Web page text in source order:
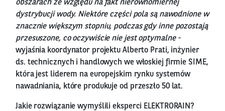
obszarach ze względu na fakt nierównomiernej
dystrybucji wody. Niektóre części pola są nawodnione w
znacznie większym stopniu, podczas gdy inne pozostają
przesuszone, co oczywiście nie jest optymalne -
wyjaśnia koordynator projektu Alberto Prati, inżynier
ds. technicznych i handlowych we włoskiej firmie SIME,
która jest liderem na europejskim rynku systemów
nawadniania, które produkuje od przeszło 50 lat.
Jakie rozwiązanie wymyślili eksperci ELEKTRORAIN?